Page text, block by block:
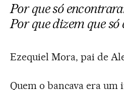
Por que só
Por que dizem que só
Ezequiel Mora, pai de
Quem o bancava era um